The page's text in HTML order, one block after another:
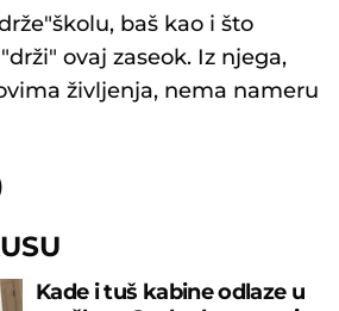
baš kao i što
ovaj zaseok. Iz njega,
življenja, nema nameru
Kade i tuš kabine odlaze u